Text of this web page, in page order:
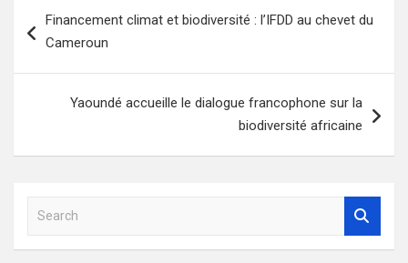
de
Financement climat et biodiversité : l’IFDD au chevet du
Cameroun
Yaoundé accueille le dialogue francophone sur la
biodiversité africaine
a